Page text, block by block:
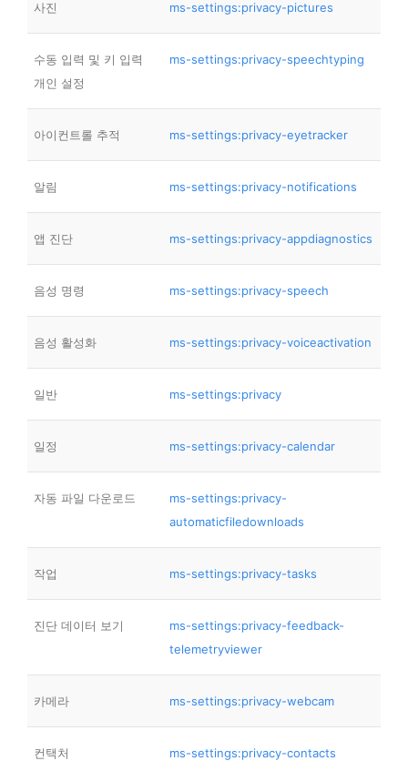
사진 ms-settings:privacy-pictures
수동 입력 및 키 입력
개인 설정
ms-settings:privacy-speechtyping
아이컨트롤 추적 ms-settings:privacy-eyetracker
알림 ms-settings:privacy-notifications
앱 진단 ms-settings:privacy-appdiagnostics
음성 명령 ms-settings:privacy-speech
음성 활성화 ms-settings:privacy-voiceactivation
일반 ms-settings:privacy
일정 ms-settings:privacy-calendar
자동 파일 다운로드
ms-settings:privacy-
automaticfiledownloads
작업 ms-settings:privacy-tasks
진단 데이터 보기
ms-settings:privacy-feedback-
telemetryviewer
카메라 ms-settings:privacy-webcam
컨택처 ms-settings:privacy-contacts